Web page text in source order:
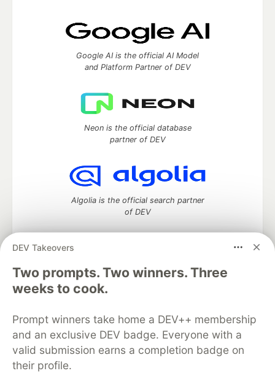
DEV Takeovers
Two prompts. Two winners. Three
weeks to cook.
Prompt winners take home a DEV++ membership
and an exclusive DEV badge. Everyone with a
valid submission earns a completion badge on
their profile.
Google AI is the official AI Model
and Platform Partner of DEV
Neon is the official database
partner of DEV
Algolia is the official search partner
of DEV
DEV Community— A space to discuss and keep up software
development and manage your software career
Home
DEV Challenges
Organization Accounts
DEV Showcase About
Contact
Free Postgres Database
DEV Shop
MLH
Code of Conduct
Privacy Policy
Terms of Use
Built on
Forem software that powers